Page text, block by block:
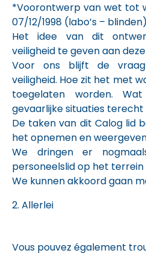
*Voorontwerp van wet tot
07/12/1998 (labo’s – blinden)
Het idee van dit
veiligheid te geven aan
Voor ons blijft de
veiligheid. Hoe zit het met
toegelaten worden.
gevaarlijke situaties
De taken van dit Calog lid
het opnemen en
We dringen er
personeelslid op het
We kunnen akkoord gaan
2. Allerlei
Vous pouvez également